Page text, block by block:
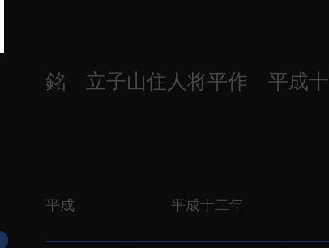
銘 立子山住人将平作 平成十
平成 平成十二年